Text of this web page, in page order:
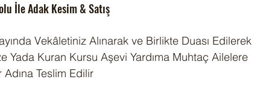
İle Adak Kesim & Satış
Vekâletiniz Alınarak ve Birlikte Duası Edilerek
Yada Kuran Kursu Aşevi Yardıma Muhtaç Ailelere
Adına Teslim Edilir